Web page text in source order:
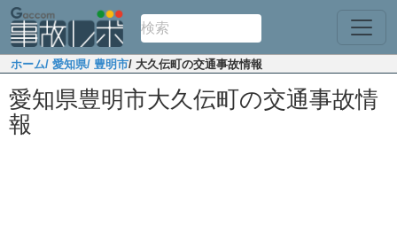
ホーム/ 愛知県/ 豊明市/ 大久伝町の交通事故情報
愛知県豊明市大久伝町の交通事故情
報